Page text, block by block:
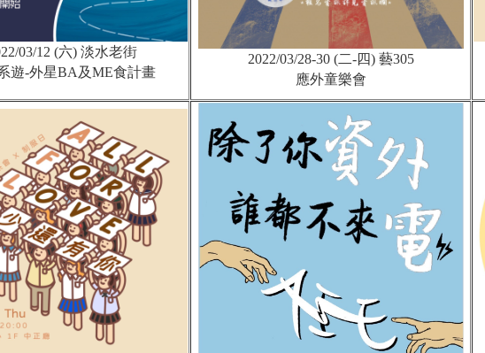
03/12 (六) 淡水老街
遊-外星BA及ME食計畫
2022/03/28-30 (二-四) 藝305
應外童樂會